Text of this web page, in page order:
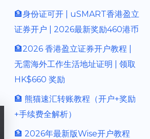
🏦身份证可开 | uSMART香港盈立
证券开户 | 2026最新奖励460港币
🏦2026 香港盈立证券开户教程 |
无需海外工作生活地址证明 | 领取
HK$660 奖励
🏦 熊猫速汇转账教程（开户+奖励
+手续费全解析）
🏦 2026年最新版Wise开户教程